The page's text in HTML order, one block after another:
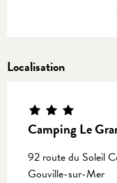
Localisation
Camping Le
92 route du Soleil
Gouville-sur-Mer